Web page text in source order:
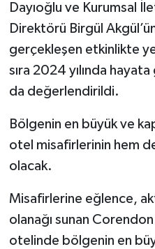
Dayıoğlu ve Kurumsal
Direktörü Birgül Akgül’ün
gerçekleşen etkinlikte
sıra 2024 yılında
da değerlendirildi.
Bölgenin en büyük ve
otel misafirlerinin hem
olacak.
Misafirlerine eğlence,
olanağı sunan
otelinde bölgenin en